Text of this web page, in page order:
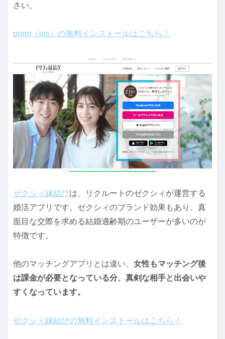
さい。
popo（ios）の無料インストールはこちら！
ゼクシィ縁結びは、リクルートのゼクシィが運営する
婚活アプリです。ゼクシィのブランド効果もあり、真
面目な交際を求める結婚適齢期のユーザーが多いのが
特徴です。
他のマッチングアプリとは違い、 女性もマッチング後
は課金が必要となっている分、真剣な相手と出会いや
すくなっています。
ゼクシィ縁結びの無料インストールはこちら！